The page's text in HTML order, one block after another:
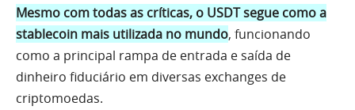
Mesmo com todas as críticas, o USDT segue como a
stablecoin mais utilizada no mundo, funcionando
como a principal rampa de entrada e saída de
dinheiro fiduciário em diversas exchanges de
criptomoedas.